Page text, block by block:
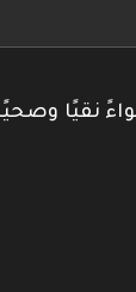
نقيًا